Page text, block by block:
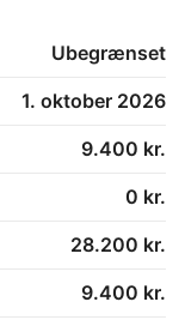
Ubegrænset
1. oktober 2026
9.400 kr.
0 kr.
28.200 kr.
9.400 kr.